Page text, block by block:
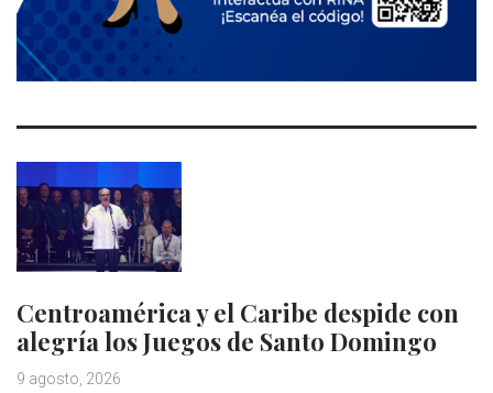
Centroamérica y el Caribe despide con
alegría los Juegos de Santo Domingo
9 agosto, 2026